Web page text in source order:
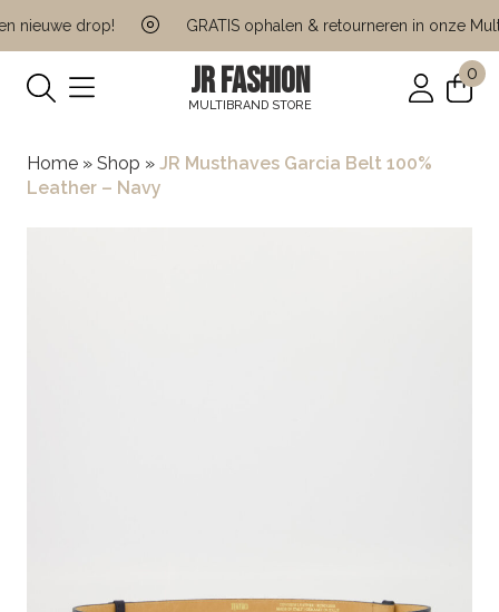
nieuwe drop! GRATIS ophalen & retourneren in onze Multi
JR FASHION
MULTIBRAND STORE
0
Home » Shop » JR Musthaves Garcia Belt 100%
Leather – Navy